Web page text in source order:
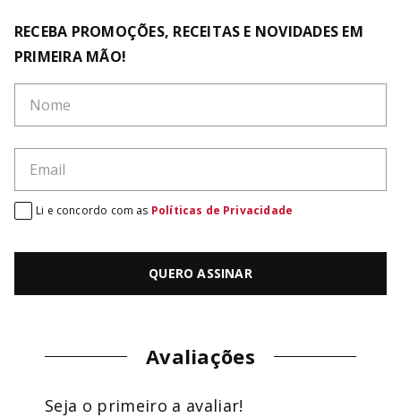
RECEBA PROMOÇÕES, RECEITAS E NOVIDADES EM
PRIMEIRA MÃO!
QUERO ASSINAR
Li e concordo com as Políticas de Privacidade
Avaliações
Seja o primeiro a avaliar!